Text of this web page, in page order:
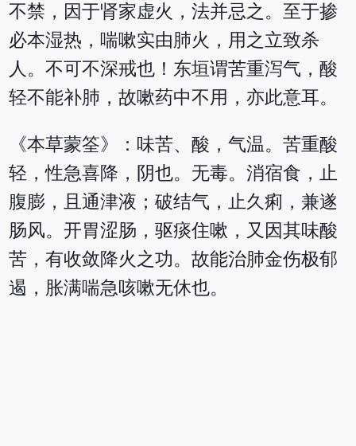
不禁，因于肾家虚火，法并忌之。至于掺
必本湿热，喘嗽实由肺火，用之立致杀
人。不可不深戒也！东垣谓苦重泻气，酸
轻不能补肺，故嗽药中不用，亦此意耳。
《本草蒙筌》：味苦、酸，气温。苦重酸
轻，性急喜降，阴也。无毒。消宿食，止
腹膨，且通津液；破结气，止久痢，兼遂
肠风。开胃涩肠，驱痰住嗽，又因其味酸
苦，有收敛降火之功。故能治肺金伤极郁
遏，胀满喘急咳嗽无休也。